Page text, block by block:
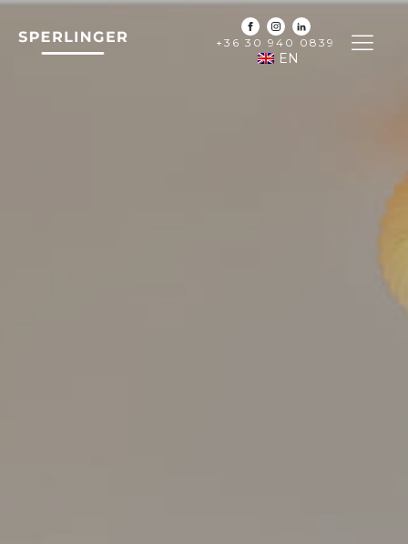
+36 30 940 0839
EN